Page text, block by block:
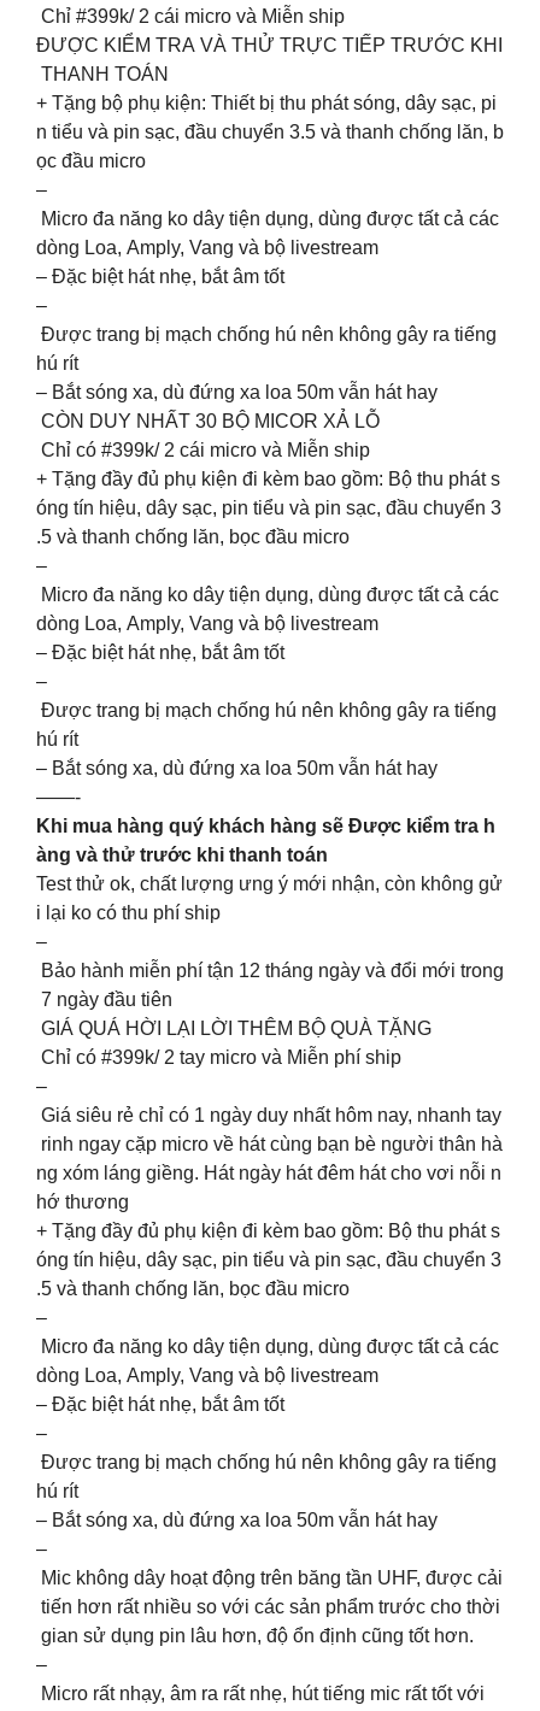
Chỉ #399k/ 2 cái micro và Miễn ship
ĐƯỢC KIỂM TRA VÀ THỬ TRỰC TIẾP TRƯỚC KHI
THANH TOÁN
+ Tặng bộ phụ kiện: Thiết bị thu phát sóng, dây sạc, pi
n tiểu và pin sạc, đầu chuyển 3.5 và thanh chống lăn, b
ọc đầu micro
–
Micro đa năng ko dây tiện dụng, dùng được tất cả các
dòng Loa, Amply, Vang và bộ livestream
– Đặc biệt hát nhẹ, bắt âm tốt
–
Được trang bị mạch chống hú nên không gây ra tiếng
hú rít
– Bắt sóng xa, dù đứng xa loa 50m vẫn hát hay
CÒN DUY NHẤT 30 BỘ MICOR XẢ LỖ
Chỉ có #399k/ 2 cái micro và Miễn ship
+ Tặng đầy đủ phụ kiện đi kèm bao gồm: Bộ thu phát s
óng tín hiệu, dây sạc, pin tiểu và pin sạc, đầu chuyển 3
.5 và thanh chống lăn, bọc đầu micro
–
Micro đa năng ko dây tiện dụng, dùng được tất cả các
dòng Loa, Amply, Vang và bộ livestream
– Đặc biệt hát nhẹ, bắt âm tốt
–
Được trang bị mạch chống hú nên không gây ra tiếng
hú rít
– Bắt sóng xa, dù đứng xa loa 50m vẫn hát hay
——-
Khi mua hàng quý khách hàng sẽ Được kiểm tra h
àng và thử trước khi thanh toán
Test thử ok, chất lượng ưng ý mới nhận, còn không gử
i lại ko có thu phí ship
–
Bảo hành miễn phí tận 12 tháng ngày và đổi mới trong
7 ngày đầu tiên
GIÁ QUÁ HỜI LẠI LỜI THÊM BỘ QUÀ TẶNG
Chỉ có #399k/ 2 tay micro và Miễn phí ship
–
Giá siêu rẻ chỉ có 1 ngày duy nhất hôm nay, nhanh tay
rinh ngay cặp micro về hát cùng bạn bè người thân hà
ng xóm láng giềng. Hát ngày hát đêm hát cho vơi nỗi n
hớ thương
+ Tặng đầy đủ phụ kiện đi kèm bao gồm: Bộ thu phát s
óng tín hiệu, dây sạc, pin tiểu và pin sạc, đầu chuyển 3
.5 và thanh chống lăn, bọc đầu micro
–
Micro đa năng ko dây tiện dụng, dùng được tất cả các
dòng Loa, Amply, Vang và bộ livestream
– Đặc biệt hát nhẹ, bắt âm tốt
–
Được trang bị mạch chống hú nên không gây ra tiếng
hú rít
– Bắt sóng xa, dù đứng xa loa 50m vẫn hát hay
–
Mic không dây hoạt động trên băng tần UHF, được cải
tiến hơn rất nhiều so với các sản phẩm trước cho thời
gian sử dụng pin lâu hơn, độ ổn định cũng tốt hơn.
–
Micro rất nhạy, âm ra rất nhẹ, hút tiếng mic rất tốt với